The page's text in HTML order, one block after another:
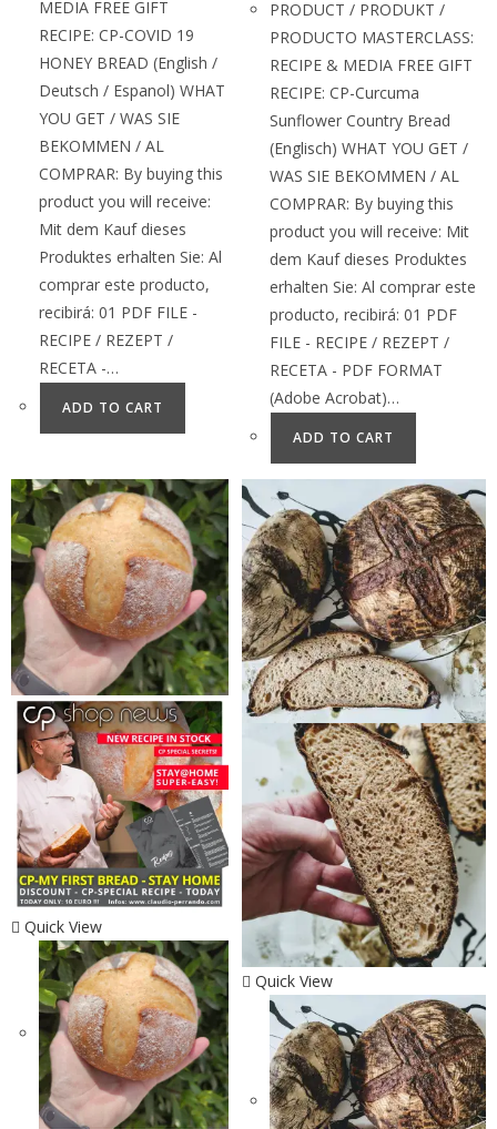
MEDIA FREE GIFT
RECIPE: CP-COVID 19
HONEY BREAD (English /
Deutsch / Espanol) WHAT
YOU GET / WAS SIE
BEKOMMEN / AL
COMPRAR: By buying this
product you will receive:
Mit dem Kauf dieses
Produktes erhalten Sie: Al
comprar este producto,
recibirá: 01 PDF FILE -
RECIPE / REZEPT /
RECETA -…
ADD TO CART
PRODUCT / PRODUKT /
PRODUCTO MASTERCLASS:
RECIPE & MEDIA FREE GIFT
RECIPE: CP-Curcuma
Sunflower Country Bread
(Englisch) WHAT YOU GET /
WAS SIE BEKOMMEN / AL
COMPRAR: By buying this
product you will receive: Mit
dem Kauf dieses Produktes
erhalten Sie: Al comprar este
producto, recibirá: 01 PDF
FILE - RECIPE / REZEPT /
RECETA - PDF FORMAT
(Adobe Acrobat)…
ADD TO CART
Quick View
Quick View